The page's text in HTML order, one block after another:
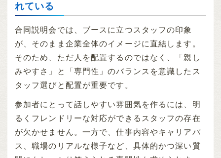
れている
合同説明会では、ブースに立つスタッフの印象
が、そのまま企業全体のイメージに直結します。
そのため、ただ人を配置するのではなく、「親し
みやすさ」と「専門性」のバランスを意識したス
タッフ選びと配置が重要です。
参加者にとって話しやすい雰囲気を作るには、明
るくフレンドリーな対応ができるスタッフの存在
が欠かせません。一方で、仕事内容やキャリアパ
ス、職場のリアルな様子など、具体的かつ深い質